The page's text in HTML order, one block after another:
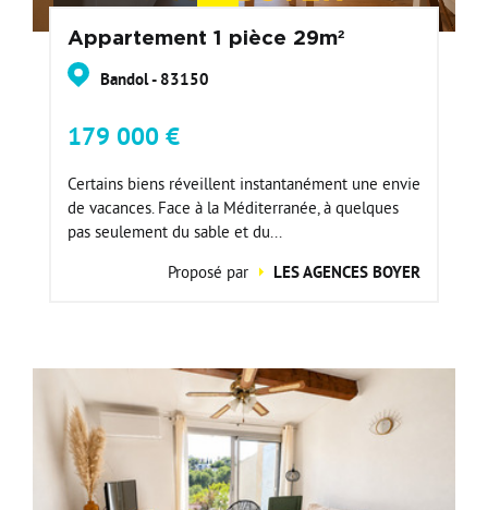
Appartement 1 pièce 29m²
Bandol - 83150
179 000 €
Certains biens réveillent instantanément une envie
de vacances. Face à la Méditerranée, à quelques
pas seulement du sable et du...
Proposé par
LES AGENCES BOYER